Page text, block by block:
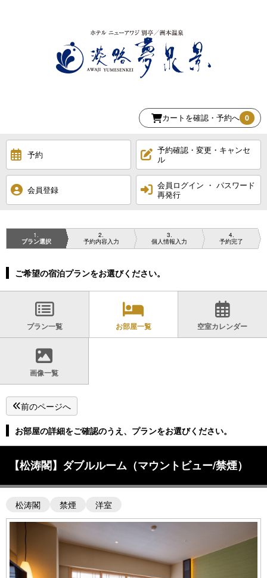
カートを確認・予約へ 0
予約
予約確認・変更・キャンセ
ル
会員登録
会員ログイン ・ パスワード
再発行
1
プラン選択
2
予約内容入力
3
個人情報入力
4
予約完了
ご希望の宿泊プランをお選びください。
プラン一覧 お部屋一覧 空室カレンダー
画像一覧
前のページへ
お部屋の詳細をご確認のうえ、プランをお選びください。
【松涛閣】ダブルルーム（マウントビュー/禁煙）
松涛閣 禁煙 洋室